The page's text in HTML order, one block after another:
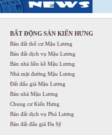
BẤT ĐỘNG SẢN KIẾN HƯNG
Bán đất thổ cư Mậu Lương
Bán đất dịch vụ Mậu Lương
Bán nhà liền kề Mậu Lương
Nhà mặt đường Mậu Lương
Đất đấu giá Mậu Lương
Bán nhà Mậu Lương
Chung cư Kiến Hưng
Bán đất dịch vụ Phú Lương
Bán đất đấu giá Đa Sỹ